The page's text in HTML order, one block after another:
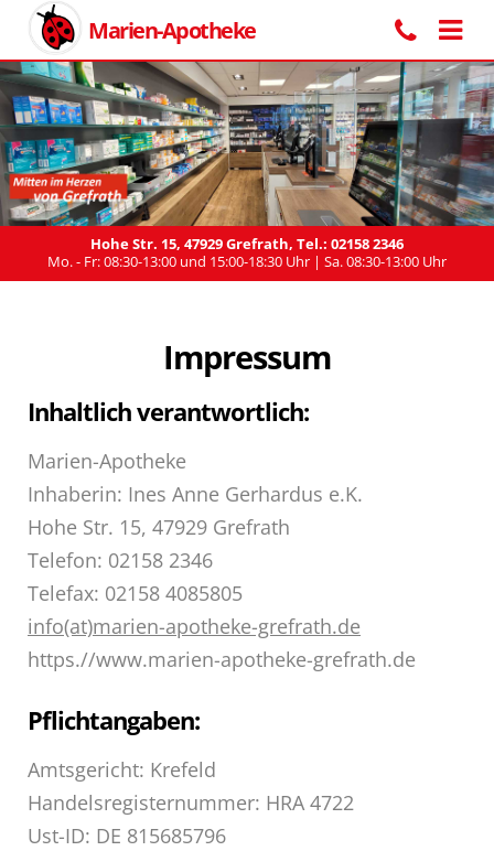
Marien-Apotheke
Hohe Str. 15, 47929 Grefrath, Tel.: 02158 2346
Mo. - Fr: 08:30-13:00 und 15:00-18:30 Uhr | Sa. 08:30-13:00 Uhr
Impressum
Inhaltlich verantwortlich:
Marien-Apotheke
Inhaberin: Ines Anne Gerhardus e.K.
Hohe Str. 15, 47929 Grefrath
Telefon: 02158 2346
Telefax: 02158 4085805
info(at)marien-apotheke-grefrath.de
https.//www.marien-apotheke-grefrath.de
Pflichtangaben:
Amtsgericht: Krefeld
Handelsregisternummer: HRA 4722
Ust-ID: DE 815685796